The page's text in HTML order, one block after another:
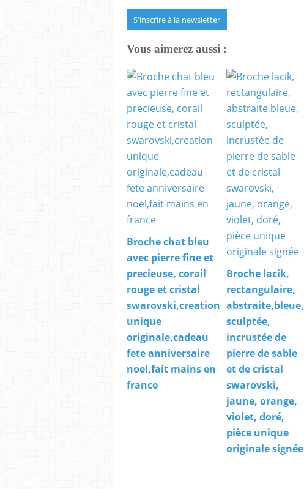
S'inscrire à la newsletter
Vous aimerez aussi :
Broche chat bleu
avec pierre fine et
precieuse, corail
rouge et cristal
swarovski,creation
unique
originale,cadeau
fete anniversaire
noel,fait mains en
france
Broche lacik,
rectangulaire,
abstraite,bleue,
sculptée,
incrustée de
pierre de sable
et de cristal
swarovski,
jaune, orange,
violet, doré,
pièce unique
originale signée